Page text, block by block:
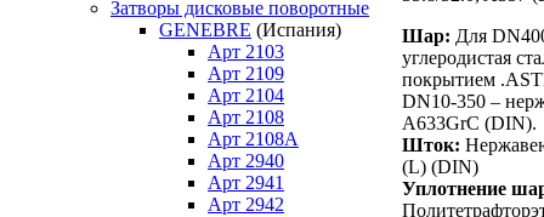
Затворы дисковые поворотные
GENEBRE (Испания)
Арт 2103
Арт 2109
Арт 2104
Арт 2108
Арт 2108A
Арт 2940
Арт 2941
Арт 2942
Шар: Для
углеродистая
покрытием
DN10-350 –
A633GrC (DIN).
Шток:
(L) (DIN)
Уплотнение